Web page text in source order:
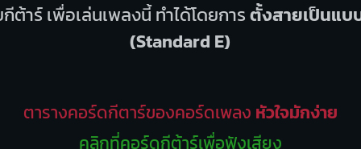
ต้าร์ เพื่อเล่นเพลงนี้ ทำได้โดยการตั้งสายเป็นแบ
(Standard E)
ตารางคอร์ดกีตาร์ของคอร์ดเพลง หัวใจมักง่าย
คลิกที่คอร์ดกีต้าร์เพื่อฟังเสียง